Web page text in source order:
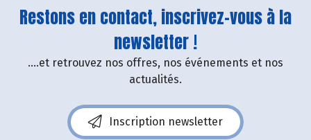
Restons en contact, inscrivez-vous à la
newsletter !
....et retrouvez nos offres, nos événements et nos
actualités.
Inscription newsletter